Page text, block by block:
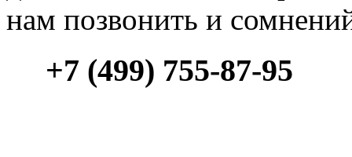
нам позвонить и
+7 (499) 755-87-95